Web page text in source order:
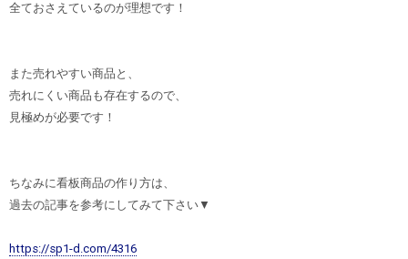
全ておさえているのが理想です！
また売れやすい商品と、
売れにくい商品も存在するので、
見極めが必要です！
ちなみに看板商品の作り方は、
過去の記事を参考にしてみて下さい▼
https://sp1-d.com/4316